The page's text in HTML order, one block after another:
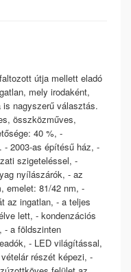
útja mellett eladó
mely irodaként,
nagyszerű választás.
összközműves,
40 %, -
- 2003-as építésű ház, -
szigeteléssel, -
nyílászárók, - az
emelet: 81/42 nm, -
az ingatlan, - a teljes
lett, - kondenzációs
- a földszinten
- LED világítással,
részét képezi, -